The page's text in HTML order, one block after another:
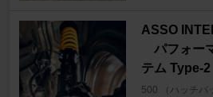
ASSO
パフォー
テム Type-2
500 （ハッチバ